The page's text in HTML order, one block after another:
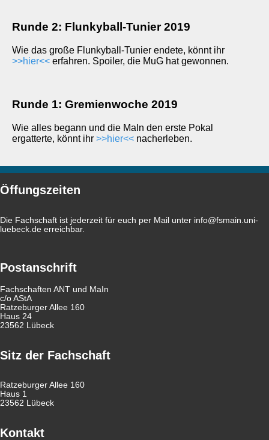
Runde 2: Flunkyball-Tunier 2019
Wie das große Flunkyball-Tunier endete, könnt ihr
>>hier<< erfahren. Spoiler, die MuG hat gewonnen.
Runde 1: Gremienwoche 2019
Wie alles begann und die MaIn den erste Pokal
ergatterte, könnt ihr >>hier<< nacherleben.
Öffungszeiten
Die Fachschaft ist jederzeit für euch per Mail unter info@fsmain.uni-
luebeck.de erreichbar.
Postanschrift
Fachschaften ANT und MaIn
c/o AStA
Ratzeburger Allee 160
Haus 24
23562 Lübeck
Sitz der Fachschaft
Ratzeburger Allee 160
Haus 1
23562 Lübeck
Kontakt